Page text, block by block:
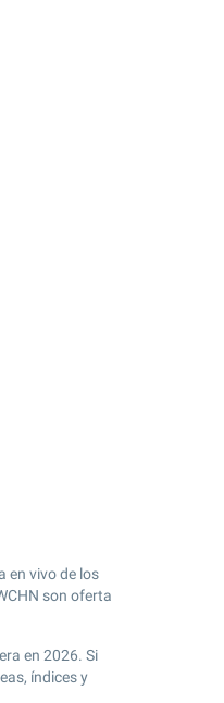
en vivo de los
son oferta
en 2026. Si
índices y